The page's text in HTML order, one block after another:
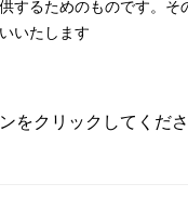
るためのものです。そ
いたします
をクリックしてくださ